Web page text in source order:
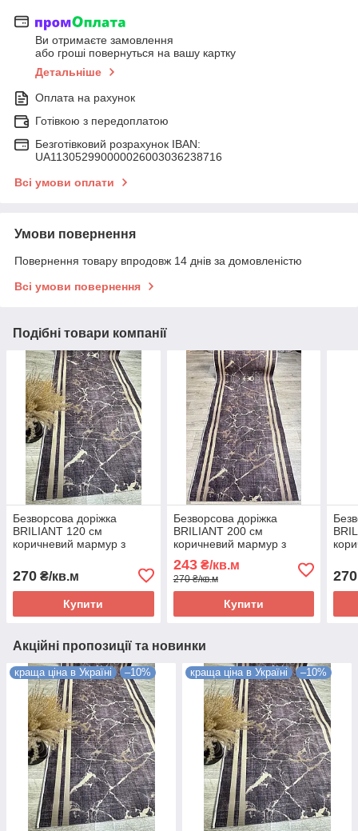
Ви отримаєте замовлення
або гроші повернуться на вашу картку
Детальніше
Оплата на рахунок
Готівкою з передоплатою
Безготівковий розрахунок IBAN:
UA113052990000026003036238716
Всі умови оплати
Умови повернення
Повернення товару впродовж 14 днів за домовленістю
Всі умови повернення
Подібні товари компанії
Безворсова доріжка
BRILIANT 120 см
коричневий мармур з
підлогу на кухню, в
коридор
270 ₴/кв.м
Купити
Безворсова доріжка
BRILIANT 200 см
коричневий мармур з
підлогу на кухню, в
коридор
243₴/кв.м
270 ₴/кв.м
Купити
270
Акційні пропозиції та новинки
краща ціна в Україні –10% краща ціна в Україні –10%